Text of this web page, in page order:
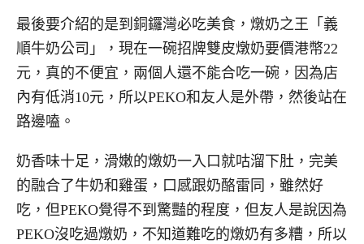
最後要介紹的是到銅鑼灣必吃美食，燉奶之王「義
順牛奶公司」，現在一碗招牌雙皮燉奶要價港幣22
元，真的不便宜，兩個人還不能合吃一碗，因為店
內有低消10元，所以PEKO和友人是外帶，然後站在
路邊嗑。
奶香味十足，滑嫩的燉奶一入口就咕溜下肚，完美
的融合了牛奶和雞蛋，口感跟奶酪雷同，雖然好
吃，但PEKO覺得不到驚豔的程度，但友人是說因為
PEKO沒吃過燉奶，不知道難吃的燉奶有多糟，所以